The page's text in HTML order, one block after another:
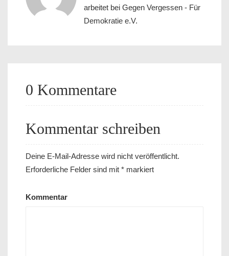
arbeitet bei Gegen Vergessen - Für
Demokratie e.V.
0 Kommentare
Kommentar schreiben
Deine E-Mail-Adresse wird nicht veröffentlicht.
Erforderliche Felder sind mit * markiert
Kommentar